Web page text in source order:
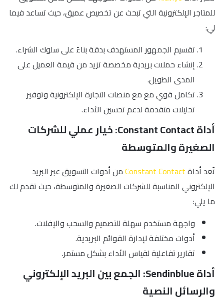
للمتاجر الإلكترونية التي تبحث عن تخصيص عميق، حيث تساعد فيما
لي:
تقسيم الجمهور المستهدف بدقة بناءً على سلوك الشراء.
إنشاء حملات بريدية مخصصة تزيد من قيمة العميل على
المدى الطويل.
تكامل قوي مع مع منصات التجارة الإلكترونية وتوفير
تحليلات متقدمة لدعم تحسين الأداء.
أداة Constant Contact: خيار عملي للشركات
الصغيرة والمتوسطة
تُعد أداةConstant Contactمن أدوات التسويق عبر البريد
الإلكتروني المناسبة للشركات الصغيرة والمتوسطة، حيث تقدم لك
ما يلي:
واجهة مستخدم سهلة للتصميم والسحب والإفلات.
أدوات مختلفة لإدارة القوائم البريدية.
تقارير تفاعلية لقياس الأداء بشكل مستمر.
أداة Sendinblue: الجمع بين البريد الإلكتروني
والرسائل النصية